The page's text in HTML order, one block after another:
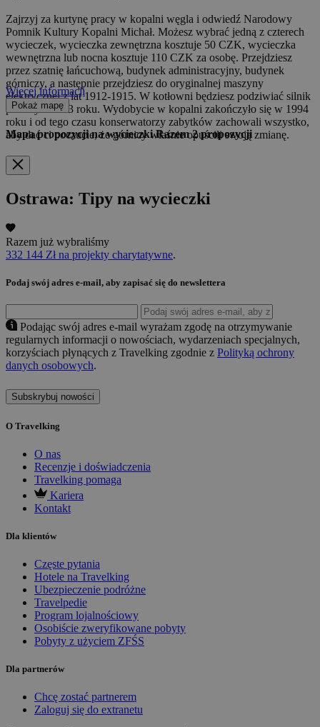
Zajrzyj za kurtynę pracy w kopalni węgla i odwiedź Narodowy
Pomnik Kultury Kopalni Michał. Możesz wybrać jedną z czterech
wycieczek, wycieczka zewnętrzna kosztuje 50 CZK, wycieczka
wewnętrzna lub nocna kosztuje 110 CZK za osobę. Przejdziesz
przez szatnię łańcuchową, budynek administracyjny, budynek
górniczy, a następnie przejdziesz do oryginalnej maszyny
elektrycznej z lat 1912-1915. W kotłowni będziesz podziwiać silnik
parowy z 1893 roku. Wydobycie w kopalni zakończyło się w 1994
roku i od tego czasu konserwatorzy zabytków zachowali wszystko,
aby dać ci poczucie, że górnicy właśnie opuścili swoją zmianę.
Więcej informacji
Pokaż mapę
Mapa propozycji na wycieczkiRazem2propozycji
Ostrawa: Tipy na wycieczki
Razem już wybraliśmy
332 144 Zł na projekty charytatywne.
Podaj swój adres e-mail, aby zapisać się do newslettera
Podając swój adres e-mail wyrażam zgodę na otrzymywanie
regularnych informacji o nowościach, wydarzeniach specjalnych,
korzyściach płynących z Travelking zgodnie z Polityką ochrony
danych osobowych.
Subskrybuj nowości
O Travelking
O nas
Recenzje i doświadczenia
Travelking pomaga
Kariera
Kontakt
Dla klientów
Częste pytania
Hotele na Travelking
Ubezpieczenie podróżne
Travelpedie
Program lojalnościowy
Osobiście zweryfikowane pobyty
Pobyty z użyciem ZFŚS
Dla partnerów
Chcę zostać partnerem
Zaloguj się do extranetu